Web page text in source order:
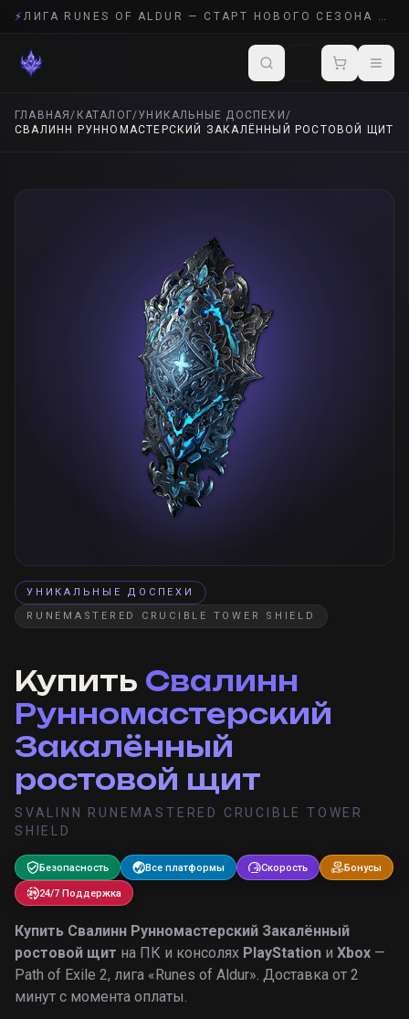
⚡ ЛИГА RUNES OF ALDUR — СТАРТ НОВОГО СЕЗОНА POE 2
ГЛАВНАЯ/ КАТАЛОГ/УНИКАЛЬНЫЕ ДОСПЕХИ /
СВАЛИНН РУННОМАСТЕРСКИЙ ЗАКАЛЁННЫЙ РОСТОВОЙ ЩИТ
УНИКАЛЬНЫЕ ДОСПЕХИ
RUNEMASTERED CRUCIBLE TOWER SHIELD
Купить Свалинн
Рунномастерский
Закалённый
ростовой щит
SVALINN RUNEMASTERED CRUCIBLE TOWER
SHIELD
Безопасность Все платформы Скорость Бонусы
24/7 Поддержка
Купить Свалинн Рунномастерский Закалённый
ростовой щит на ПК и консолях PlayStation и Xbox —
Path of Exile 2, лига «Runes of Aldur». Доставка от 2
минут с момента оплаты.